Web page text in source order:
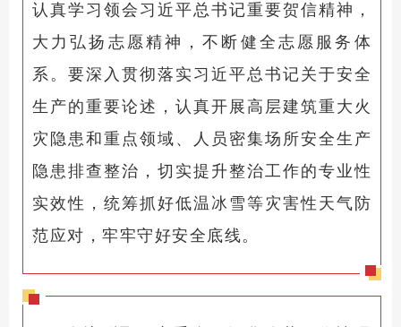
认真学习领会习近平总书记重要贺信精神，
大力弘扬志愿精神，不断健全志愿服务体
系。要深入贯彻落实习近平总书记关于安全
生产的重要论述，认真开展高层建筑重大火
灾隐患和重点领域、人员密集场所安全生产
隐患排查整治，切实提升整治工作的专业性
实效性，统筹抓好低温冰雪等灾害性天气防
范应对，牢牢守好安全底线。